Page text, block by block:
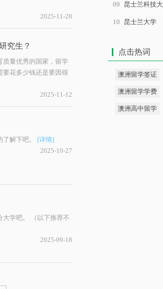
2025-11-28
究生？
质量优秀的国家，留学
要花多少钱还是要因很
2025-11-12
解下吧。 [详情]
2025-10-27
学吧。 （以下推荐不
2025-09-18
09 昆士兰科技
10 昆士兰大学
点击热词
澳洲留学签证
澳洲留学学费
澳洲高中留学